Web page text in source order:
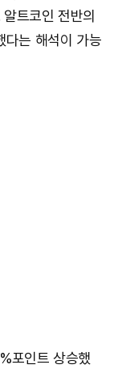
트코인 전반의
다는 해석이 가능
포인트 상승했